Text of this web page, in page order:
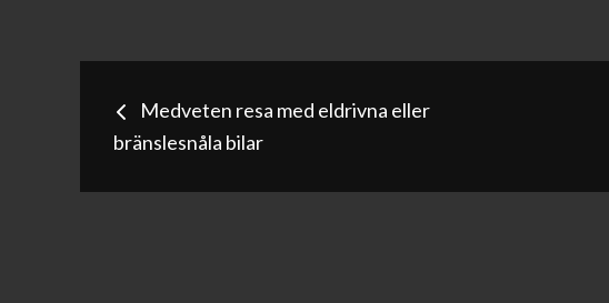
Inläggsnavigering
Medveten resa med eldrivna eller
bränslesnåla bilar